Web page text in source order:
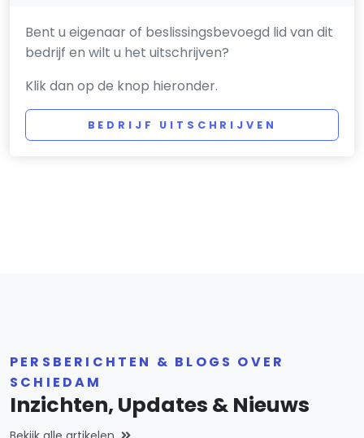
Bent u eigenaar of beslissingsbevoegd lid van dit
bedrijf en wilt u het uitschrijven?
Klik dan op de knop hieronder.
BEDRIJF UITSCHRIJVEN
PERSBERICHTEN & BLOGS OVER
SCHIEDAM
Inzichten, Updates & Nieuws